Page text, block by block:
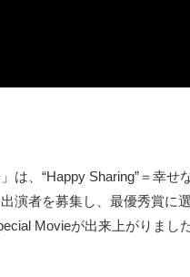
は、“Happy Sharing”＝幸
演者を募集し、最優秀賞に
Movieが出来上がりまし